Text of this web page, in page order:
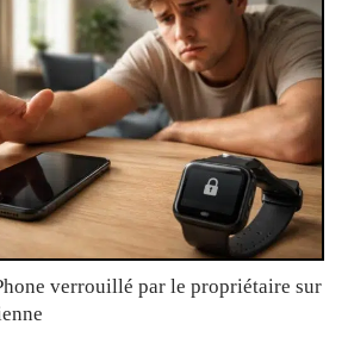
verrouillé par le propriétaire sur